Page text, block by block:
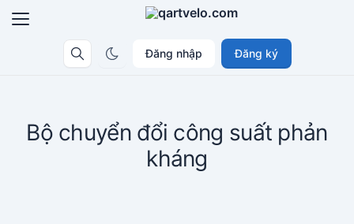
Đăng nhập Đăng ký
Bộ chuyển đổi công suất phản
kháng